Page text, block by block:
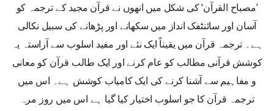
’مصباح القرآن‘ کی شکل میں انھوں نے قرآن مجید کے ترجمہ کو
آسان اور سائنٹفک انداز میں سکھانے اور پڑھانے کی سبیل نکالی
ہے۔ ترجمہ قرآن میں یقیناً ایک نئے اور مفید اسلوب سے آراستہ یہ
کوشش قرآنی مطالب کو عام کرنے اور ایک طالب قرآن کو معانی
و مفاہیم سے آشنا کرنے کی ایک کامیاب کوشش ہے۔ اس میں
ترجمہ قرآن کا جو اسلوب اختیار کیا گیا ہے اس میں روز مرہ